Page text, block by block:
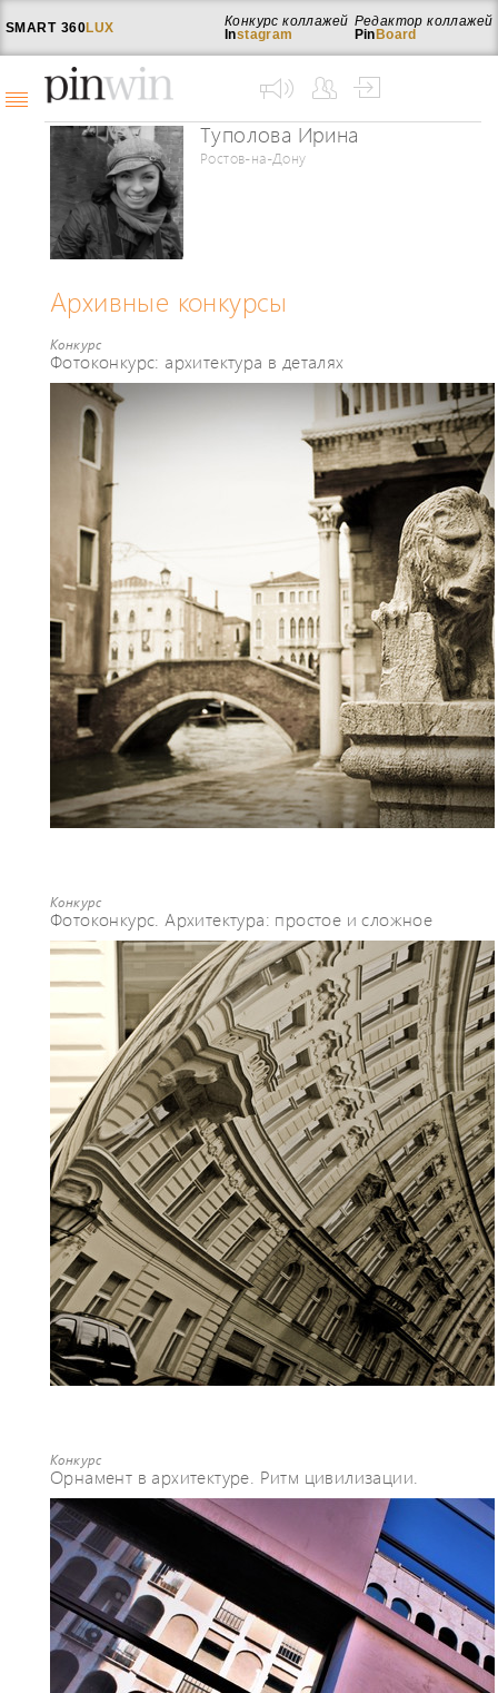
SMART 360LUX
Редактор коллажей
Pin Board
Конкурс коллажей
Instagram
Туполова Ирина
Ростов-на-Дону
Архивные конкурсы
Конкурс
Фотоконкурс: архитектура в деталях
Конкурс
Фотоконкурс. Архитектура: простое и сложное
Конкурс
Орнамент в архитектуре. Ритм цивилизации.